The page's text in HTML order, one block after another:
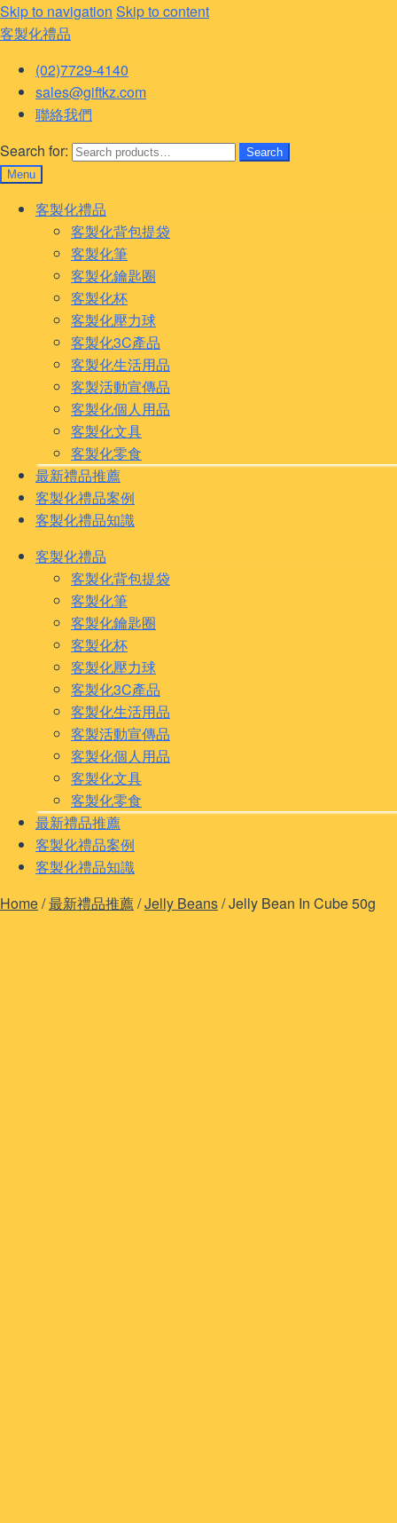
Skip to navigation Skip to content
客製化禮品
(02)7729-4140
sales@giftkz.com
聯絡我們
Search for:
Search
Menu
客製化禮品
客製化背包提袋
客製化筆
客製化鑰匙圈
客製化杯
客製化壓力球
客製化3C產品
客製化生活用品
客製活動宣傳品
客製化個人用品
客製化文具
客製化零食
最新禮品推薦
客製化禮品案例
客製化禮品知識
客製化禮品
客製化背包提袋
客製化筆
客製化鑰匙圈
客製化杯
客製化壓力球
客製化3C產品
客製化生活用品
客製活動宣傳品
客製化個人用品
客製化文具
客製化零食
最新禮品推薦
客製化禮品案例
客製化禮品知識
Home/最新禮品推薦/Jelly Beans/Jelly Bean In Cube 50g